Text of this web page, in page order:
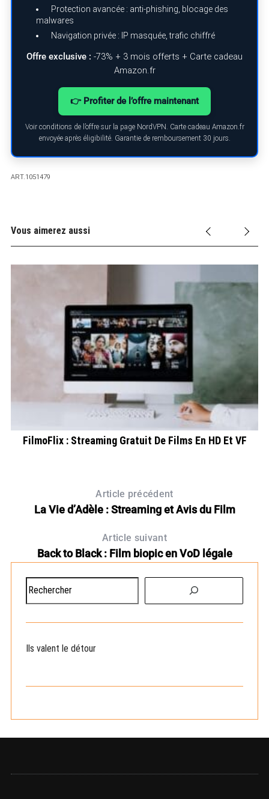
Protection avancée : anti-phishing, blocage des
malwares
Navigation privée : IP masquée, trafic chiffré
Offre exclusive : -73% + 3 mois offerts + Carte cadeau
Amazon.fr
👉 Profiter de l’offre maintenant
Voir conditions de l’offre sur la page NordVPN. Carte cadeau Amazon.fr
envoyée après éligibilité. Garantie de remboursement 30 jours.
ART.1051479
Vous aimerez aussi
FilmoFlix : Streaming Gratuit De Films En HD Et VF
Article précédent
La Vie d’Adèle : Streaming et Avis du Film
Article suivant
Back to Black : Film biopic en VoD légale
e
h
rIls valent le détour